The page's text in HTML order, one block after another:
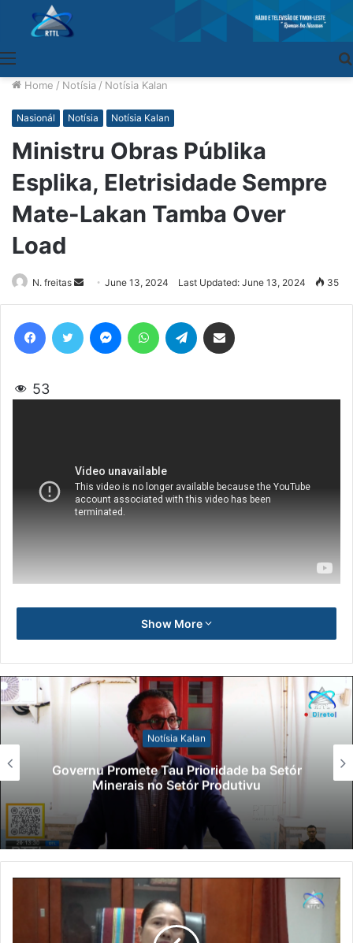
Home / Notísia / Notísia Kalan
Nasionál Notísia Notísia Kalan
Ministru Obras Públika
Esplika, Eletrisidade Sempre
Mate-Lakan Tamba Over
Load
N. freitas
Send
an
email
June 13, 2024 Last Updated: June 13, 2024 35
53
Show More
Notísia Kalan
Governu Promete Tau Prioridade ba Setór
Minerais no Setór Produtivu